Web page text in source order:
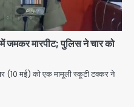
जमकर मारपीट; पुलिस ने चार को
(10 मई) को एक मामूली स्कूटी टक्कर ने
Airport Plane Crash: